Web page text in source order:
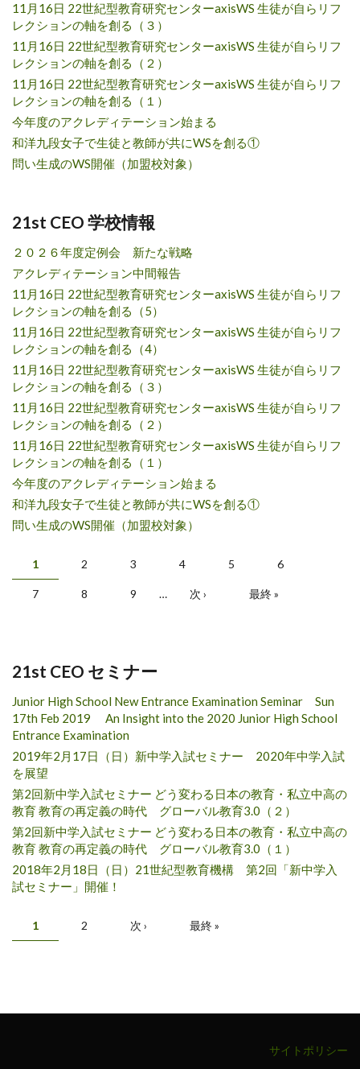
11月16日 22世紀型教育研究センターaxisWS 生徒が自らリフ
レクションの軸を創る（３）
11月16日 22世紀型教育研究センターaxisWS 生徒が自らリフ
レクションの軸を創る（２）
11月16日 22世紀型教育研究センターaxisWS 生徒が自らリフ
レクションの軸を創る（１）
今年度のアクレディテーション始まる
和洋九段女子で生徒と教師が共にWSを創る①
問い生成のWS開催（加盟校対象）
21st CEO 学校情報
２０２６年度定例会 新たな戦略
アクレディテーション中間報告
11月16日 22世紀型教育研究センターaxisWS 生徒が自らリフ
レクションの軸を創る（5）
11月16日 22世紀型教育研究センターaxisWS 生徒が自らリフ
レクションの軸を創る（4）
11月16日 22世紀型教育研究センターaxisWS 生徒が自らリフ
レクションの軸を創る（３）
11月16日 22世紀型教育研究センターaxisWS 生徒が自らリフ
レクションの軸を創る（２）
11月16日 22世紀型教育研究センターaxisWS 生徒が自らリフ
レクションの軸を創る（１）
今年度のアクレディテーション始まる
和洋九段女子で生徒と教師が共にWSを創る①
問い生成のWS開催（加盟校対象）
ページ
1 2 3 4 5 6
7 8 9 … 次 › 最終 »
21st CEO セミナー
Junior High School New Entrance Examination Seminar Sun
17th Feb 2019 An Insight into the 2020 Junior High School
Entrance Examination
2019年2月17日（日）新中学入試セミナー 2020年中学入試
を展望
第2回新中学入試セミナー どう変わる日本の教育・私立中高の
教育 教育の再定義の時代 グローバル教育3.0（２）
第2回新中学入試セミナー どう変わる日本の教育・私立中高の
教育 教育の再定義の時代 グローバル教育3.0（１）
2018年2月18日（日）21世紀型教育機構 第2回「新中学入
試セミナー」開催！
ページ
1 2 次 › 最終 »
サイトポリシー